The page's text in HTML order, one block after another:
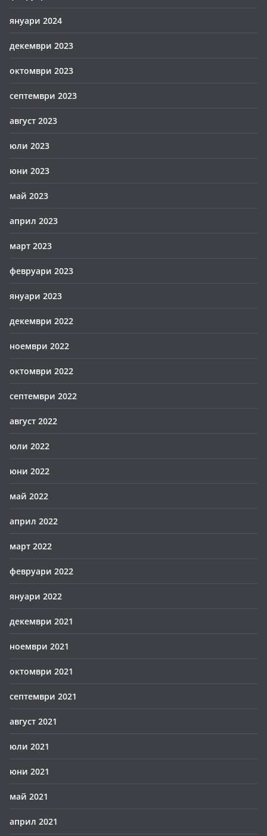
януари 2024
декември 2023
октомври 2023
септември 2023
август 2023
юли 2023
юни 2023
май 2023
април 2023
март 2023
февруари 2023
януари 2023
декември 2022
ноември 2022
октомври 2022
септември 2022
август 2022
юли 2022
юни 2022
май 2022
април 2022
март 2022
февруари 2022
януари 2022
декември 2021
ноември 2021
октомври 2021
септември 2021
август 2021
юли 2021
юни 2021
май 2021
април 2021